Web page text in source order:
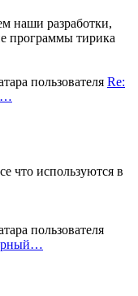
наши разработки,
программы тирика
Re:
что используются в